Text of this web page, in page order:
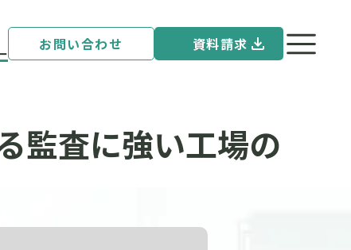
お問い合わせ 資料請求
監査に強い工場の